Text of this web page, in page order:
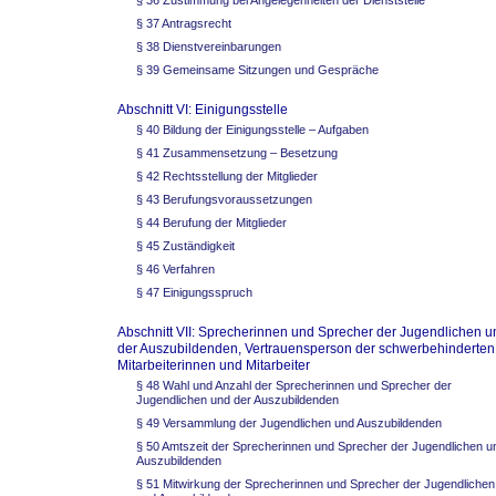
§ 37 Antragsrecht
§ 38 Dienstvereinbarungen
§ 39 Gemeinsame Sitzungen und Gespräche
Abschnitt VI: Einigungsstelle
§ 40 Bildung der Einigungsstelle – Aufgaben
§ 41 Zusammensetzung – Besetzung
§ 42 Rechtsstellung der Mitglieder
§ 43 Berufungsvoraussetzungen
§ 44 Berufung der Mitglieder
§ 45 Zuständigkeit
§ 46 Verfahren
§ 47 Einigungsspruch
Abschnitt VII: Sprecherinnen und Sprecher der Jugendlichen
der Auszubildenden, Vertrauensperson der schwerbehinderten
Mitarbeiterinnen und Mitarbeiter
§ 48 Wahl und Anzahl der Sprecherinnen und Sprecher der
Jugendlichen und der Auszubildenden
§ 49 Versammlung der Jugendlichen und Auszubildenden
§ 50 Amtszeit der Sprecherinnen und Sprecher der Jugendlichen
Auszubildenden
§ 51 Mitwirkung der Sprecherinnen und Sprecher der Jugendlichen